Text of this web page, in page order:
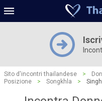
Sito d'incontri thailandese >
Posizione
> Songkhla >